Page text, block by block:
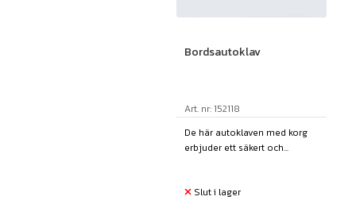
Bordsautoklav
Art. nr: 152118
De här autoklaven med korg
erbjuder ett säkert och...
Slut i lager